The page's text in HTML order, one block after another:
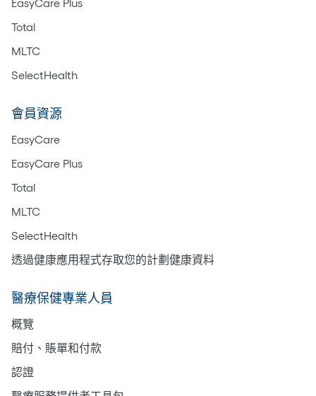
EasyCare Plus
Total
MLTC
SelectHealth
會員資源
EasyCare
EasyCare Plus
Total
MLTC
SelectHealth
透過健康應用程式存取您的計劃健康資料
醫療保健專業人員
概覽
賠付、賬單和付款
認證